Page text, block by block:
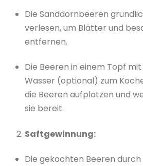
Die Sanddornbeeren
verlesen, um Blätter und
entfernen.
Die Beeren in einem Topf
Wasser (optional) zum
die Beeren aufplatzen und
sie bereit.
Saftgewinnung:
Die gekochten Beeren durch